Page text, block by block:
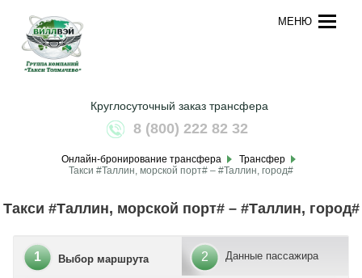
МЕНЮ
Круглосуточный заказ трансфера
8 (800) 222 82 32
Онлайн-бронирование трансфера
Трансфер
Такси #Таллин, морской порт# – #Таллин, город#
Такси #Таллин, морской порт# – #Таллин, город#
1 Выбор маршрута 2 Данные пассажира